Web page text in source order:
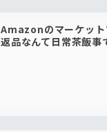
Amazonのマーケット
返品なんて日常茶飯事